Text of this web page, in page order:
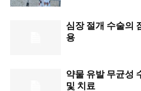
심장 절개 수술의
용
약물 유발 무균성
및 치료